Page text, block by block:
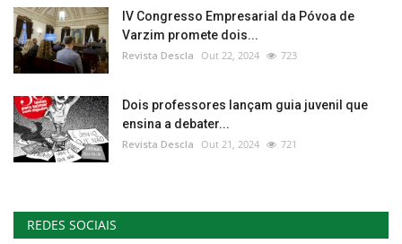
IV Congresso Empresarial da Póvoa de
Varzim promete dois...
Revista Descla Out 22, 2024 723
Dois professores lançam guia juvenil que
ensina a debater...
Revista Descla Out 21, 2024 721
REDES SOCIAIS